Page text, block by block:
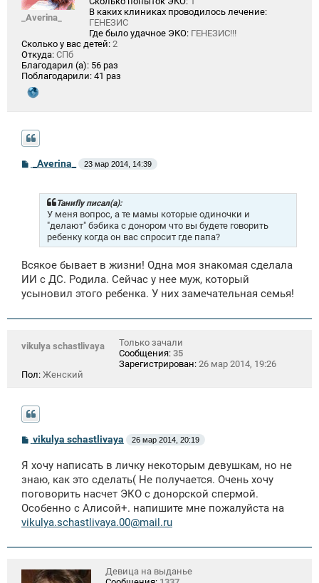
_Averina_
В каких клиниках проводилось лечение:
ГЕНЕЗИС
Где было удачное ЭКО: ГЕНЕЗИС!!!
Сколько у вас детей: 2
Откуда: СПб
Благодарил (а): 56 раз
Поблагодарили: 41 раз
_Averina_ 23 мар 2014, 14:39
Таниfly писал(а):
У меня вопрос, а те мамы которые одиночки и
"делают" бэбика с донором что вы будете говорить
ребенку когда он вас спросит где папа?
Всякое бывает в жизни! Одна моя знакомая сделала
ИИ с ДС. Родила. Сейчас у нее муж, который
усыновил этого ребенка. У них замечательная семья!
vikulya schastlivaya
Только зачали
Сообщения: 35
Зарегистрирован: 26 мар 2014, 19:26
Пол: Женский
С
о
б
щ
н
и
е
vikulya schastlivaya 26 мар 2014, 20:19
Я хочу написать в личку некоторым девушкам, но не
знаю, как это сделать( Не получается. Очень хочу
поговорить насчет ЭКО с донорской спермой.
Особенно с Алисой+. напишите мне пожалуйста на
vikulya.schastlivaya.00@mail.ru
Девица на выданье